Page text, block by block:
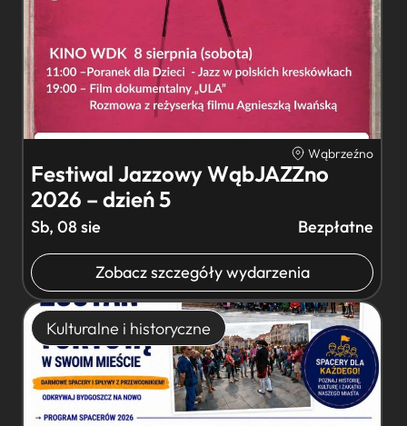
Wąbrzeźno
Festiwal Jazzowy WąbJAZZno
2026 – dzień 5
Sb, 08 sie Bezpłatne
Zobacz szczegóły wydarzenia
Kulturalne i historyczne